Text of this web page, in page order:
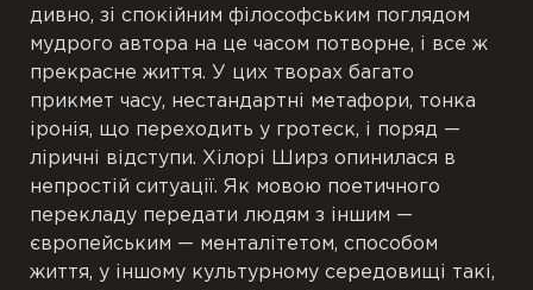
дивно, зі спокійним філософським поглядом
мудрого автора на це часом потворне, і все ж
прекрасне життя. У цих творах багато
прикмет часу, нестандартні метафори, тонка
іронія, що переходить у гротеск, і поряд —
ліричні відступи. Хілорі Ширз опинилася в
непростій ситуації. Як мовою поетичного
перекладу передати людям з іншим —
європейським — менталітетом, способом
життя, у іншому культурному середовищі такі,